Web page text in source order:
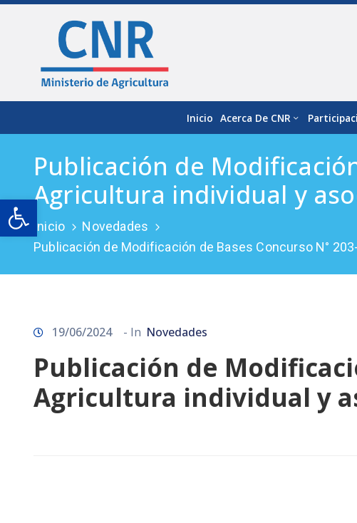
Open toolbar
Inicio Acerca De CNR
Publicación de
Agricultura individual y
Inicio
Novedades
Publicación de Modificación de Bases Concurso N°
19/06/2024 - In Novedades
Publicación de
Agricultura individual y